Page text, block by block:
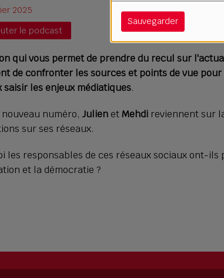
Sauvegarder
2025
le podcast
qui vous permet de prendre du recul sur
de confronter les sources et points de vue
saisir les enjeux médiatiques.
nouveau numéro, Julien et Mehdi reviennent sur
sur ses réseaux.
les responsables de ces réseaux sociaux ont-
et la démocratie ?